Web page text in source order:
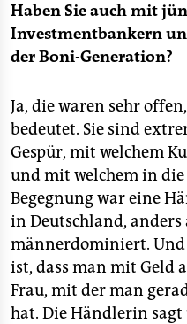
Haben Sie auch mit
Investmentbankern
der Boni-Generation?
Ja, die waren sehr
bedeutet. Sie sind
Gespür, mit welchem
und mit welchem in
Begegnung war eine
in Deutschland, anders
männerdominiert. Und
ist, dass man mit Geld
Frau, mit der man
hat. Die Händlerin sagt